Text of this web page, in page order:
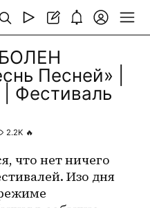
Песней» |
Фестиваль
2.2K 🔥
что нет ничего
Изо дня